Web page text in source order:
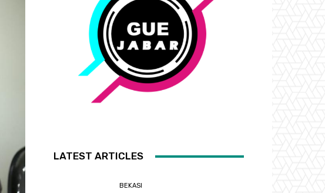
LATEST ARTICLES
BEKASI